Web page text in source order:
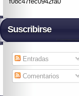
Suscribirse
Entradas
Comentarios